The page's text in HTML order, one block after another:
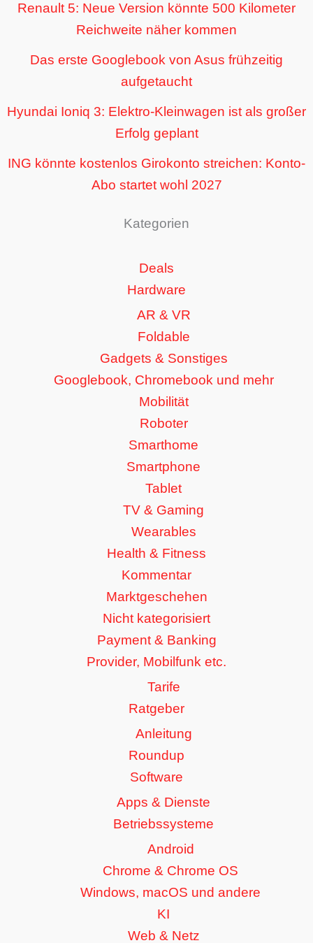
Renault 5: Neue Version könnte 500 Kilometer
Reichweite näher kommen
Das erste Googlebook von Asus frühzeitig
aufgetaucht
Hyundai Ioniq 3: Elektro-Kleinwagen ist als großer
Erfolg geplant
ING könnte kostenlos Girokonto streichen: Konto-
Abo startet wohl 2027
Kategorien
Deals
Hardware
AR & VR
Foldable
Gadgets & Sonstiges
Googlebook, Chromebook und mehr
Mobilität
Roboter
Smarthome
Smartphone
Tablet
TV & Gaming
Wearables
Health & Fitness
Kommentar
Marktgeschehen
Nicht kategorisiert
Payment & Banking
Provider, Mobilfunk etc.
Tarife
Ratgeber
Anleitung
Roundup
Software
Apps & Dienste
Betriebssysteme
Android
Chrome & Chrome OS
Windows, macOS und andere
KI
Web & Netz